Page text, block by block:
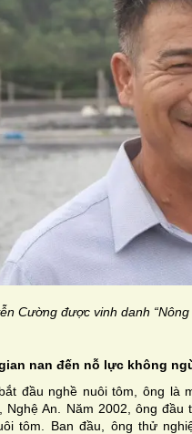
Cường được vinh danh
nan đến nỗ lực không
đầu nghề nuôi tôm, ông là
Nghệ An. Năm 2002, ông
tôm. Ban đầu, ông thử